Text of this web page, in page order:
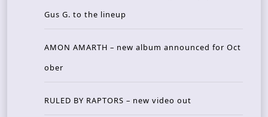
Gus G. to the lineup
AMON AMARTH – new album announced for Oct
ober
RULED BY RAPTORS – new video out